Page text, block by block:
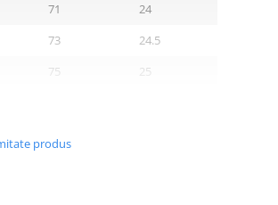
71
24
73
24.5
75
25
produs